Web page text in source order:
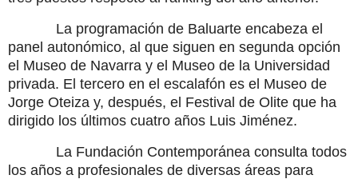
La programación de Baluarte encabeza el
panel autonómico, al que siguen en segunda opción
el Museo de Navarra y el Museo de la Universidad
privada. El tercero en el escalafón es el Museo de
Jorge Oteiza y, después, el Festival de Olite que ha
dirigido los últimos cuatro años Luis Jiménez.
La Fundación Contemporánea consulta todos
los años a profesionales de diversas áreas para